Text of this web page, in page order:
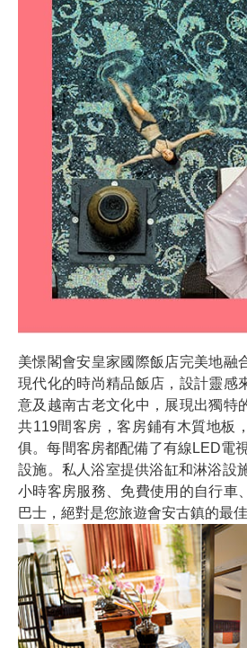
美憬閣會安皇家國際飯店完美地融
現代化的時尚精品飯店，設計靈感
意及越南古老文化中，展現出獨特
共119間客房，客房鋪有木質地板
俱。每間客房都配備了有線LED電
設施。私人浴室提供浴缸和淋浴設
小時客房服務、免費使用的自行車
巴士，絕對是您旅遊會安古鎮的最佳